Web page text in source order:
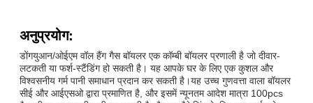
अनुप्रयोग:
डोंगयुआन/ओईएम वॉल हैंग गैस बॉयलर एक कॉम्बी बॉयलर प्रणाली है जो दीवार-
लटकती या फर्श-स्टैंडिंग हो सकती है। यह आपके घर के लिए एक कुशल और
विश्वसनीय गर्म पानी समाधान प्रदान कर सकती है।यह उच्च गुणवत्ता वाला बॉयलर
सीई और आईएसओ द्वारा प्रमाणित है, और इसमें न्यूनतम आदेश मात्रा 100pcs